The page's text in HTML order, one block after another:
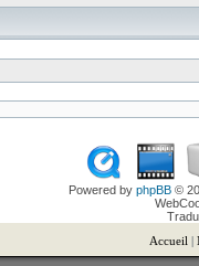
Powered by phpBB ©
Accueil |